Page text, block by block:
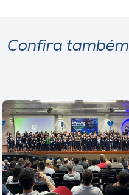
Confira também